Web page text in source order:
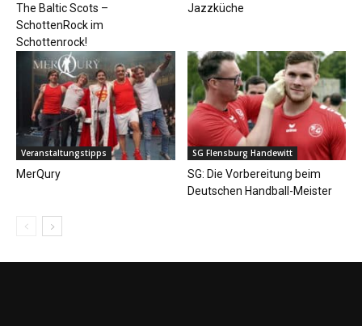
The Baltic Scots –
SchottenRock im
Schottenrock!
Jazzküche
Veranstaltungstipps
MerQury
SG Flensburg Handewitt
SG: Die Vorbereitung beim
Deutschen Handball-Meister